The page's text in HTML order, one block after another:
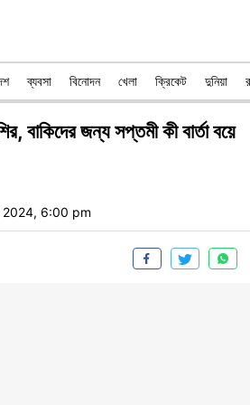
ব্যবসা বিনোদন খেলা ক্রিকেট দুনিয়া
বাকিদের জন্য সপ্তমী কী বার্তা বয়ে
6:00 pm